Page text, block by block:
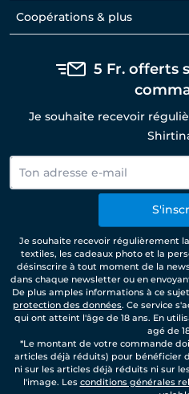
Coopérations & plus
5 Fr. offerts
Je souhaite recevoir
Je souhaite recevoir régulièrement
textiles, les cadeaux photo et la
désinscrire à tout moment de la
dans chaque newsletter ou en
De plus amples informations à ce
protection des données. Ce service
qui ont atteint l'âge de 18 ans. En
agé de
*Le montant de votre commande
articles déjà réduits) pour bénéficier
ni sur les articles déjà réduits ni sur
l'image. Les conditions générales